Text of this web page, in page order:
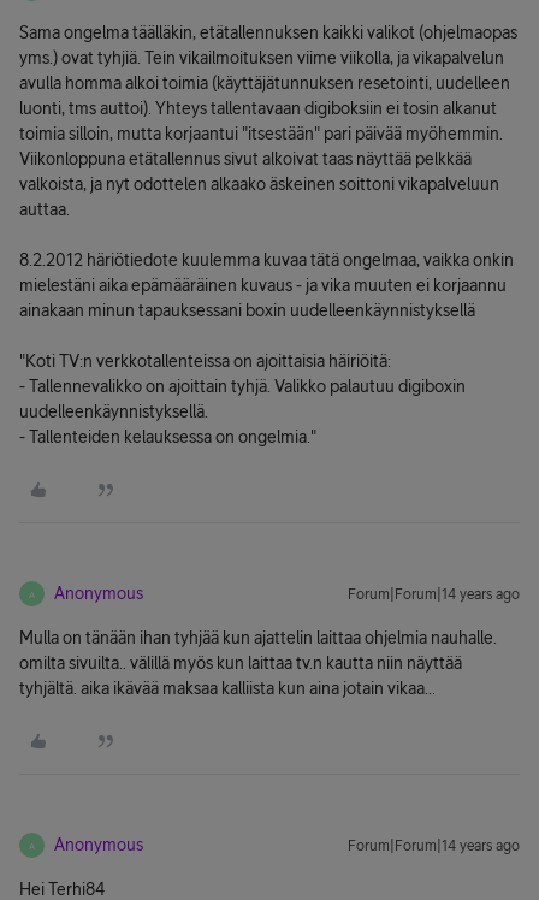
Sama ongelma täälläkin, etätallennuksen kaikki valikot (ohjelmaopas
yms.) ovat tyhjiä. Tein vikailmoituksen viime viikolla, ja vikapalvelun
avulla homma alkoi toimia (käyttäjätunnuksen resetointi, uudelleen
luonti, tms auttoi). Yhteys tallentavaan digiboksiin ei tosin alkanut
toimia silloin, mutta korjaantui "itsestään" pari päivää myöhemmin.
Viikonloppuna etätallennus sivut alkoivat taas näyttää pelkkää
valkoista, ja nyt odottelen alkaako äskeinen soittoni vikapalveluun
auttaa.
8.2.2012 häriötiedote kuulemma kuvaa tätä ongelmaa, vaikka onkin
mielestäni aika epämääräinen kuvaus - ja vika muuten ei korjaannu
ainakaan minun tapauksessani boxin uudelleenkäynnistyksellä
"Koti TV:n verkkotallenteissa on ajoittaisia häiriöitä:
- Tallennevalikko on ajoittain tyhjä. Valikko palautuu digiboxin
uudelleenkäynnistyksellä.
- Tallenteiden kelauksessa on ongelmia."
A Anonymous Forum|Forum|14 years ago
Mulla on tänään ihan tyhjää kun ajattelin laittaa ohjelmia nauhalle.
omilta sivuilta.. välillä myös kun laittaa tv.n kautta niin näyttää
tyhjältä. aika ikävää maksaa kalliista kun aina jotain vikaa...
A Anonymous Forum|Forum|14 years ago
Hei Terhi84